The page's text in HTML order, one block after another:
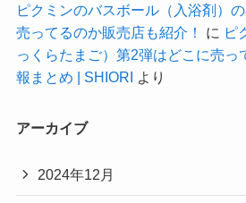
ピクミンのバスボール（入浴剤）
売ってるのか販売店も紹介！
に ピ
っくらたまご）第2弾はどこに売っ
報まとめ | SHIORI より
アーカイブ
2024年12月